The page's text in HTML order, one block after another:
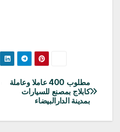
تصفّح
المقالات
مطلوب 400 عاملا وعاملة
كابلاج بمصنع للسيارات
بمدينة الدارالبيضاء